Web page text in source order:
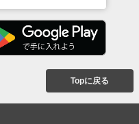
Topに戻る